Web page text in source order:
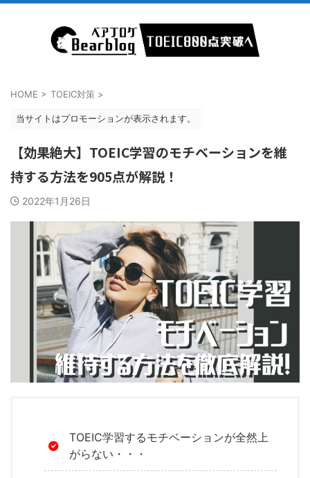
HOME > TOEIC対策 >
当サイトはプロモーションが表示されます。
【効果絶大】TOEIC学習のモチベーションを維
持する方法を905点が解説！
2022年1月26日
TOEIC学習するモチベーションが全然上
がらない・・・